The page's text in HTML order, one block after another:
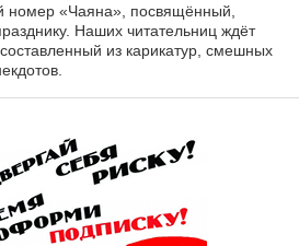
номер «Чаяна», посвящённый,
ждёт
из карикатур, смешных